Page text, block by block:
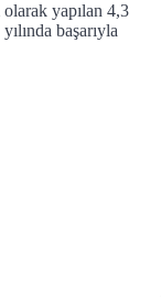
yapılan 4,3
başarıyla